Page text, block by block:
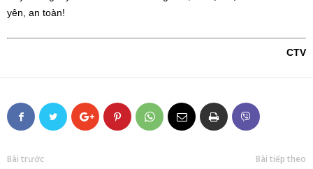
yên, an toàn!
CTV
Bài trước Bài tiếp theo